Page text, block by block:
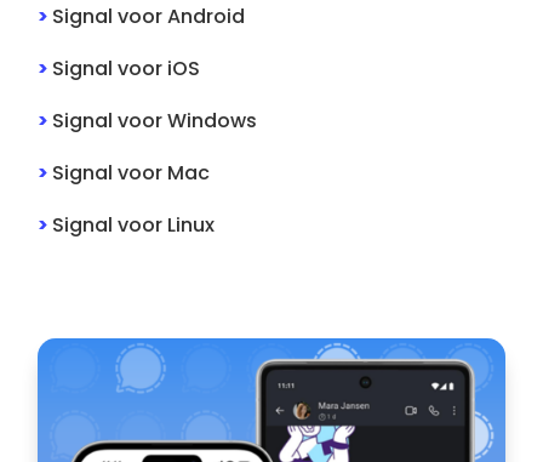
> SignalvoorAndroid
> Signalvoor iOS
> SignalvoorWindows
> Signalvoor Mac
> Signalvoor Linux